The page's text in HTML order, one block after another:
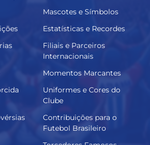
Mascotes e Símbolos
Estatísticas e Recordes
Filiais e Parceiros
Internacionais
Momentos Marcantes
Uniformes e Cores do
Clube
Contribuições para o
Futebol Brasileiro